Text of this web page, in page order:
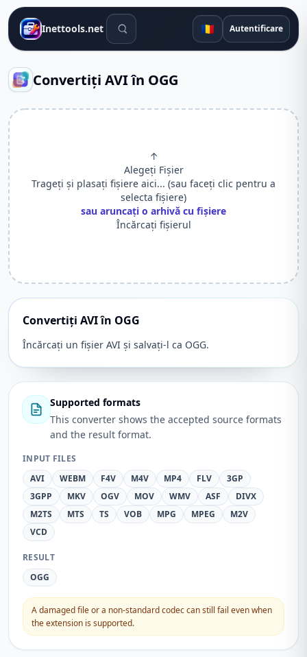
Inettools.net Instrumente de căutare
🇷🇴 Autentificare
Convertiți AVI în OGG
↑
Alegeți Fișier
Trageți și plasați fișiere aici... (sau faceți clic pentru a
selecta fișiere)
sau aruncați o arhivă cu fișiere
Încărcați fișierul
Convertiți AVI în OGG
Încărcați un fișier AVI și salvați-l ca OGG.
Supported formats
This converter shows the accepted source formats
and the result format.
INPUT FILES
AVI
WEBM F4V M4V MP4 FLV
3GP
3GPP
MKV OGV MOV WMV ASF
DIVX
M2TS
MTS TS VOB MPG MPEG
M2V
VCD
RESULT
OGG
A damaged file or a non-standard codec can still fail even when
the extension is supported.